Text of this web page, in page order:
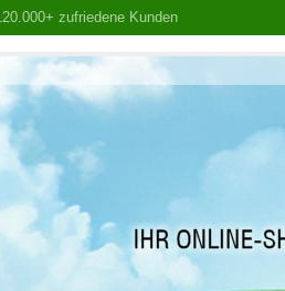
zufriedene Kunden